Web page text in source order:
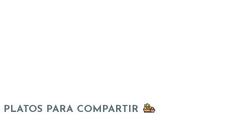
PLATOS PARA COMPARTIR